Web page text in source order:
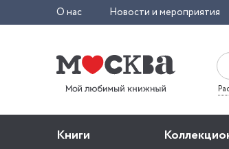
О нас Новости и мероприятия
Книги